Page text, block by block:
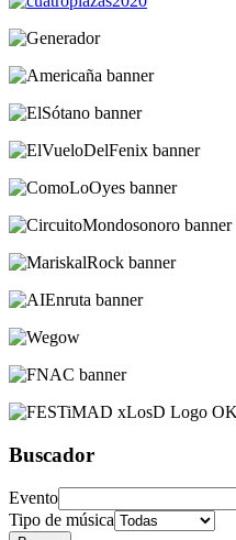
Buscador
Evento
Tipo de música